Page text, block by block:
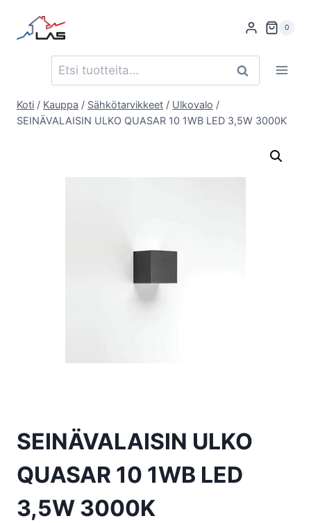
sisältöön
0
Etsi: Haku
Koti / Kauppa / Sähkötarvikkeet / Ulkovalo /
SEINÄVALAISIN ULKO QUASAR 10 1WB LED 3,5W 3000K
SEINÄVALAISIN ULKO
QUASAR 10 1WB LED
3,5W 3000K